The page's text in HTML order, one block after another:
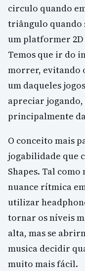
circulo quando
triângulo quando
um platformer
Temos que ir do
morrer, evitando
um daqueles
apreciar jogando,
principalmente
O conceito mais
jogabilidade que
Shapes. Tal como
nuance rítmica
utilizar
tornar os níveis
alta, mas se
musica decidir
muito mais fácil.